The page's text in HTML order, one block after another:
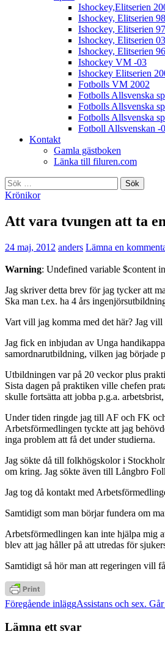
Ishockey,Elitserien
Ishockey, Elitserien
Ishockey, Elitserien
Ishockey, Elitserien
Ishockey, Elitserien
Ishockey VM -03
Ishockey Elitserien
Fotbolls VM 2002
Fotbolls Allsvenska
Fotbolls Allsvenska
Fotbolls Allsvenska
Fotboll Allsvenskan -
Kontakt
Gamla gästboken
Länka till filuren.com
Sök
efter:
Krönikor
Att vara tvungen att ta
24 maj, 2012 anders Lämna en
Warning: Undefined variable $content in
Jag skriver detta brev för jag tycker att
Ska man t.ex. ha 4 års
Vart vill jag komma med det här? Jag vill
Jag fick en inbjudan av Unga
samordnarutbildning, vilken jag började
Utbildningen var på 20 veckor plus
Sista dagen på praktiken ville chefen
skulle fortsätta att jobba p.g.a.
Under tiden ringde jag till AF och FK
Arbetsförmedlingen tyckte att jag
inga problem att få det under studierna.
Jag sökte då till folkhögskolor i
om kring. Jag sökte även till Långbro
Jag tog då kontakt med
Samtidigt som man börjar fundera om
Arbetsförmedlingen kan inte hjälpa mig
blev att jag håller på att utredas för
Samtidigt så hör man att regeringen vill
Inläggsnavigering
Föregående inläggAssistans och sex.
Lämna ett svar